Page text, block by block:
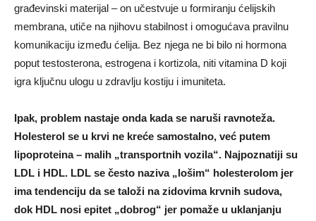
građevinski materijal – on učestvuje u formiranju ćelijskih
membrana, utiče na njihovu stabilnost i omogućava pravilnu
komunikaciju između ćelija. Bez njega ne bi bilo ni hormona
poput testosterona, estrogena i kortizola, niti vitamina D koji
igra ključnu ulogu u zdravlju kostiju i imuniteta.
Ipak, problem nastaje onda kada se naruši ravnoteža.
Holesterol se u krvi ne kreće samostalno, već putem
lipoproteina – malih „transportnih vozila“. Najpoznatiji su
LDL i HDL. LDL se često naziva „lošim“ holesterolom jer
ima tendenciju da se taloži na zidovima krvnih sudova,
dok HDL nosi epitet „dobrog“ jer pomaže u uklanjanju